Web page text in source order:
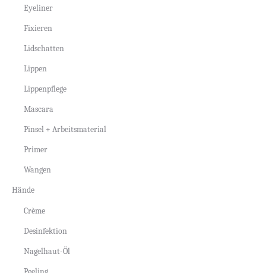
Eyeliner
Fixieren
Lidschatten
Lippen
Lippenpflege
Mascara
Pinsel + Arbeitsmaterial
Primer
Wangen
Hände
Crème
Desinfektion
Nagelhaut-Öl